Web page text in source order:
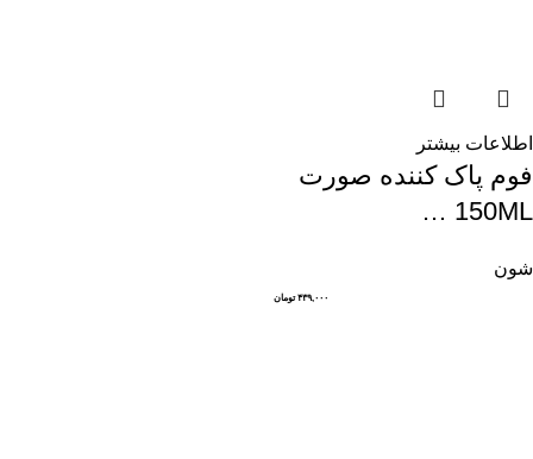
اطلاعات بیشتر
فوم پاک کننده صورت
150ML …
شون
۴۳۹,۰۰۰ تومان